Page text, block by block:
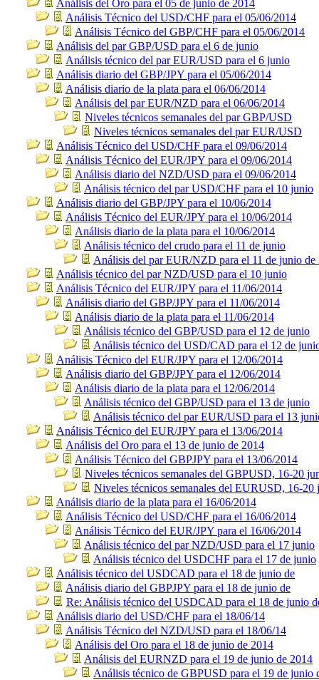
Análisis del Oro para el 05 de junio de 2014
Análisis Técnico del USD/CHF para el 05/06/2014
Análisis Técnico del GBP/CHF para el 05/06/2014
Análisis del par GBP/USD para el 6 de junio
Análisis técnico del par EUR/USD para el 6 junio
Análisis diario del GBP/JPY para el 05/06/2014
Análisis diario de la plata para el 06/06/2014
Análisis del par EUR/NZD para el 06/06/2014
Niveles técnicos semanales del par GBP/USD
Niveles técnicos semanales del par EUR/USD
Análisis Técnico del USD/CHF para el 09/06/2014
Análisis Técnico del EUR/JPY para el 09/06/2014
Análisis diario del NZD/USD para el 09/06/2014
Análisis técnico del par USD/CHF para el 10 junio
Análisis diario del GBP/JPY para el 10/06/2014
Análisis Técnico del EUR/JPY para el 10/06/2014
Análisis diario de la plata para el 10/06/2014
Análisis técnico del crudo para el 11 de junio
Análisis del par EUR/NZD para el 11 de junio de
Análisis técnico del par NZD/USD para el 10 junio
Análisis Técnico del EUR/JPY para el 11/06/2014
Análisis diario del GBP/JPY para el 11/06/2014
Análisis diario de la plata para el 11/06/2014
Análisis técnico del GBP/USD para el 12 de junio
Análisis técnico del USD/CAD para el 12 de
Análisis Técnico del EUR/JPY para el 12/06/2014
Análisis diario del GBP/JPY para el 12/06/2014
Análisis diario de la plata para el 12/06/2014
Análisis técnico del GBP/USD para el 13 de junio
Análisis técnico del par EUR/USD para el 13
Análisis Técnico del EUR/JPY para el 13/06/2014
Análisis del Oro para el 13 de junio de 2014
Análisis Técnico del GBPJPY para el 13/06/2014
Niveles técnicos semanales del GBPUSD, 16-20
Niveles técnicos semanales del EURUSD, 16-20
Análisis diario de la plata para el 16/06/2014
Análisis Técnico del USD/CHF para el 16/06/2014
Análisis Técnico del EUR/JPY para el 16/06/2014
Análisis técnico del par NZD/USD para el 17 junio
Análisis técnico del USDCHF para el 17 de junio
Análisis técnico del USDCAD para el 18 de junio de
Análisis diario del GBPJPY para el 18 de junio de
Re: Análisis técnico del USDCAD para el 18 de junio
Análisis diario del USD/CHF para el 18/06/14
Análisis Técnico del NZD/USD para el 18/06/14
Análisis del Oro para el 18 de junio de 2014
Análisis del EURNZD para el 19 de junio de 2014
Análisis técnico de GBPUSD para el 19 de junio